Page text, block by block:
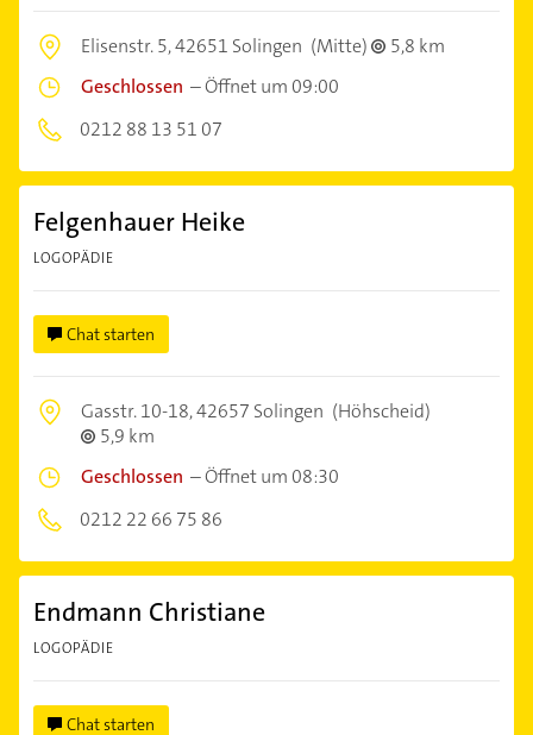
Elisenstr. 5,42651 Solingen (Mitte)
5,8 km
Geschlossen –Öffnet um 09:00
0212 88 13 51 07
Felgenhauer Heike
LOGOPÄDIE
Chat starten
Gasstr. 10-18,42657 Solingen (Höhscheid)
5,9 km
Geschlossen –Öffnet um 08:30
0212 22 66 75 86
Endmann Christiane
LOGOPÄDIE
Chat starten